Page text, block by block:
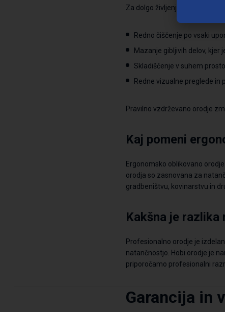
Za dolgo življenjsko dobo in
Redno čiščenje po vsaki
Mazanje gibljivih delov, kjer
Skladiščenje v suhem
Redne vizualne preglede in
Pravilno vzdrževano orodje
Kaj pomeni
Ergonomsko oblikovano
orodja so zasnovana za
gradbeništvu, kovinarstvu in
Kakšna je razlika
Profesionalno orodje je
natančnostjo. Hobi orodje je
priporočamo profesionalni
Garancija in